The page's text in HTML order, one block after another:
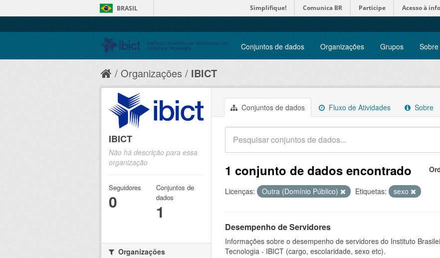
BRASIL Simplifique! Comunica BR Participe Acesso à
Conjuntos de dados Organizações Grupos Sobre
Organizações IBICT
Conjuntos de dados Fluxo de Atividades Sobre
1 conjunto de dados encontrado
Licenças: Outra (Domínio Público) Etiquetas: sexo
Desempenho de Servidores
Informações sobre o desempenho de servidores do Instituto
Tecnologia - IBICT (cargo, escolaridade, sexo etc).
IBICT
Não há descrição para essa
organização
Seguidores
0
Conjuntos de
dados
1
Organizações